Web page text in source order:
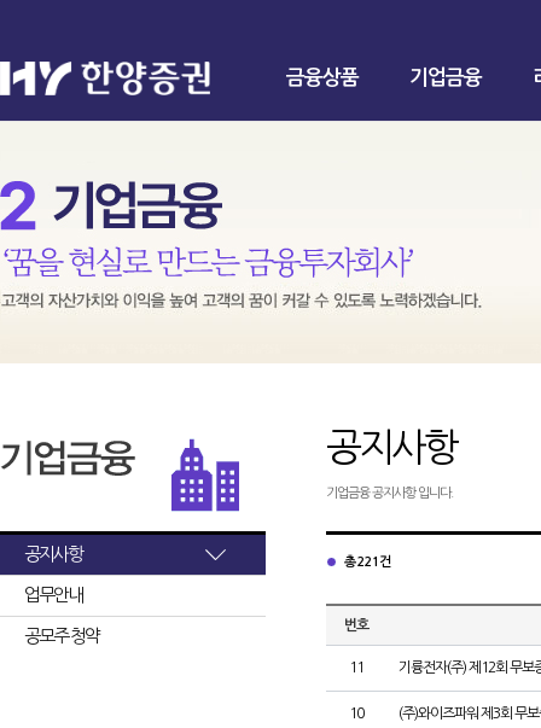
금융상품 기업금융
공지사항
업무안내
공모주 청약
공지사항
기업금융 공지사항 입니다.
총 221건
번호
11 기륭전자(주) 제12회 무보
10 (주)와이즈파워 제3회 무